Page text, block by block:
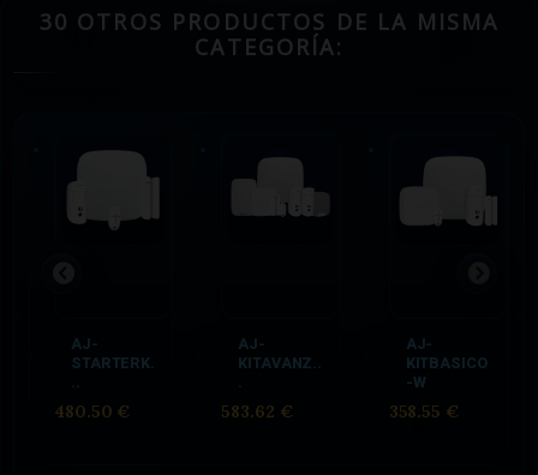
30 OTROS PRODUCTOS DE LA MISMA
CATEGORÍA:
AJ-
STARTERK.
..
480.50 €
AJ-
KITAVANZ..
.
583.62 €
AJ-
KITBASICO
-W
358.55 €